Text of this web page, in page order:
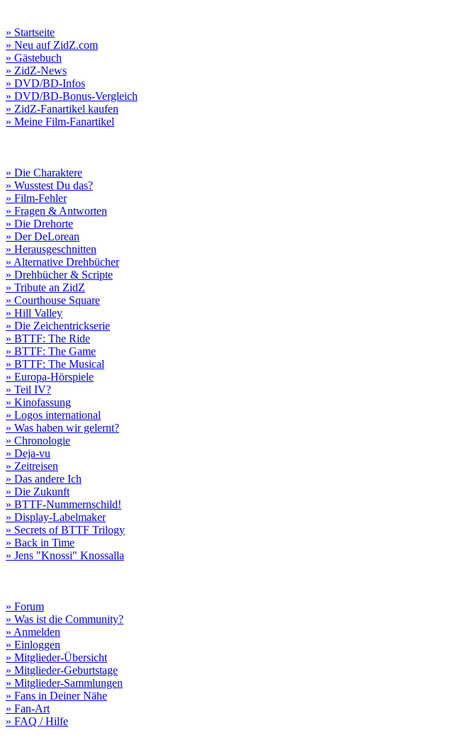
» Startseite
» Neu auf ZidZ.com
» Gästebuch
» ZidZ-News
» DVD/BD-Infos
» DVD/BD-Bonus-Vergleich
» ZidZ-Fanartikel kaufen
» Meine Film-Fanartikel
» Die Charaktere
» Wusstest Du das?
» Film-Fehler
» Fragen & Antworten
» Die Drehorte
» Der DeLorean
» Herausgeschnitten
» Alternative Drehbücher
» Drehbücher & Scripte
» Tribute an ZidZ
» Courthouse Square
» Hill Valley
» Die Zeichentrickserie
» BTTF: The Ride
» BTTF: The Game
» BTTF: The Musical
» Europa-Hörspiele
» Teil IV?
» Kinofassung
» Logos international
» Was haben wir gelernt?
» Chronologie
» Deja-vu
» Zeitreisen
» Das andere Ich
» Die Zukunft
» BTTF-Nummernschild!
» Display-Labelmaker
» Secrets of BTTF Trilogy
» Back in Time
» Jens "Knossi" Knossalla
» Forum
» Was ist die Community?
» Anmelden
» Einloggen
» Mitglieder-Übersicht
» Mitglieder-Geburtstage
» Mitglieder-Sammlungen
» Fans in Deiner Nähe
» Fan-Art
» FAQ / Hilfe